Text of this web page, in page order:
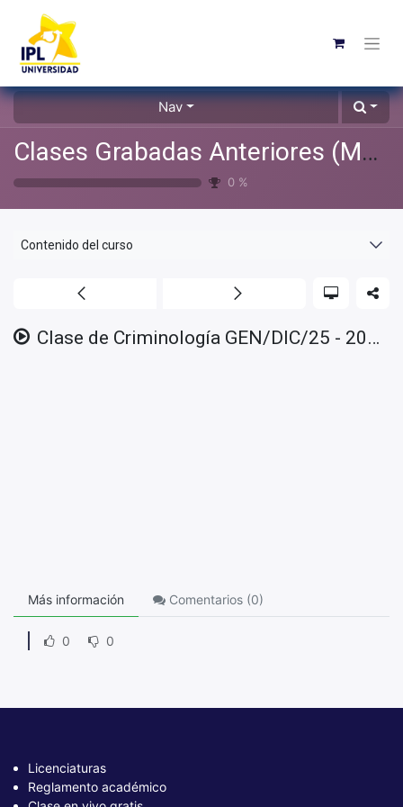
Nav
Clases Grabadas Anteriores (Material de apoyo para alumnos)
0 %
Contenido del curso
Clase de Criminología GEN/DIC/25 - 2025/01/21 - Clase 03
Más información Comentarios (0)
0 0
Licenciaturas
Reglamento académico